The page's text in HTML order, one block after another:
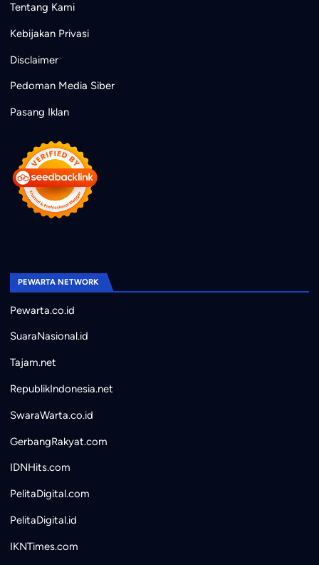
Tentang Kami
Kebijakan Privasi
Disclaimer
Pedoman Media Siber
Pasang Iklan
PEWARTA NETWORK
Pewarta.co.id
SuaraNasional.id
Tajam.net
RepublikIndonesia.net
SwaraWarta.co.id
GerbangRakyat.com
IDNHits.com
PelitaDigital.com
PelitaDigital.id
IKNTimes.com